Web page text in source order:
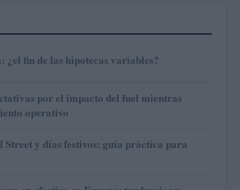
¿el fin de las hipotecas variables?
por el impacto del fuel mientras
operativo
y días festivos: guía práctica para